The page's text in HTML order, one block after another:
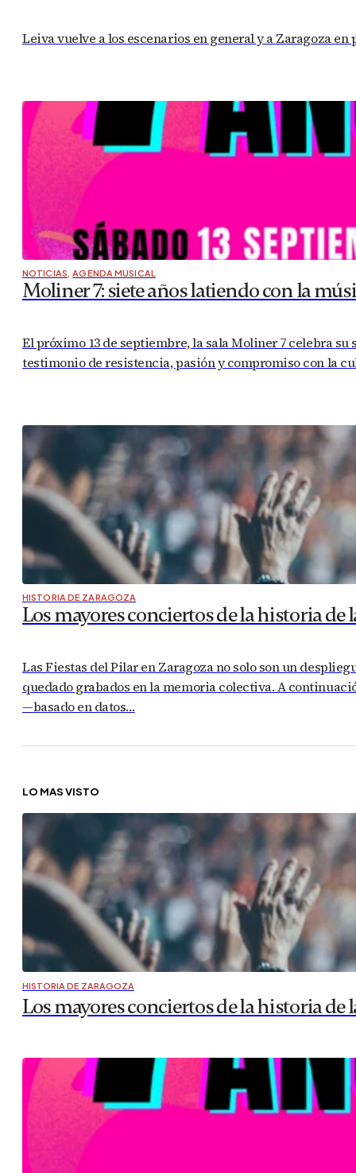
Leiva vuelve a los escenarios en general y a Zaragoza
NOTICIAS, AGENDA MUSICAL
Moliner 7: siete años latiendo con la
El próximo 13 de septiembre, la sala Moliner 7 celebra
testimonio de resistencia, pasión y compromiso con la
HISTORIA DE ZARAGOZA
Los mayores conciertos de la historia de
Las Fiestas del Pilar en Zaragoza no solo son un
quedado grabados en la memoria colectiva. A
—basado en datos…
LO MÁS VISTO
HISTORIA DE ZARAGOZA
Los mayores conciertos de la historia de